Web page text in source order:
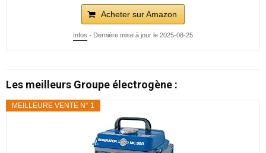
Acheter sur Amazon
Infos - Dernière mise à jour le 2025-08-25
Les meilleurs Groupe électrogène :
MEILLEURE VENTE N° 1